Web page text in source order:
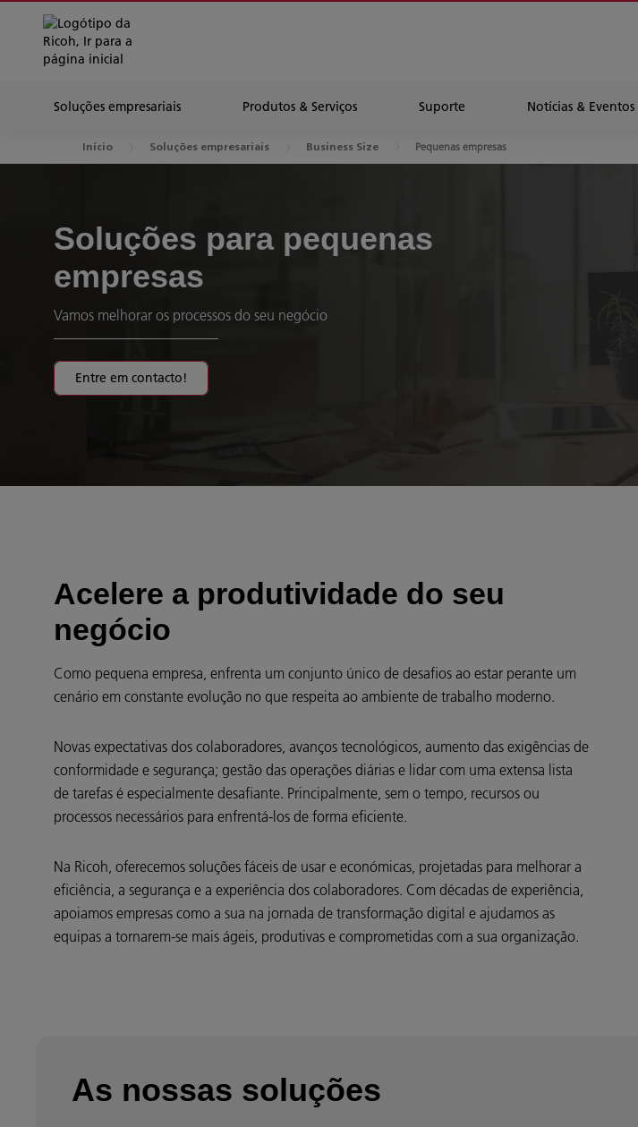
Soluções empresariais Produtos & Serviços Suporte Notícias & Eventos
Início Soluções empresariais Business Size Pequenas empresas
Soluções para pequenas
empresas
Vamos melhorar os processos do seu negócio
Entre em contacto!
Acelere a produtividade do seu
negócio
Como pequena empresa, enfrenta um conjunto único de desafios ao estar perante um
cenário em constante evolução no que respeita ao ambiente de trabalho moderno.
Novas expectativas dos colaboradores, avanços tecnológicos, aumento das exigências de
conformidade e segurança; gestão das operações diárias e lidar com uma extensa lista
de tarefas é especialmente desafiante. Principalmente, sem o tempo, recursos ou
processos necessários para enfrentá-los de forma eficiente.
Na Ricoh, oferecemos soluções fáceis de usar e económicas, projetadas para melhorar a
eficiência, a segurança e a experiência dos colaboradores. Com décadas de experiência,
apoiamos empresas como a sua na jornada de transformação digital e ajudamos as
equipas a tornarem-se mais ágeis, produtivas e comprometidas com a sua organização.
As nossas soluções